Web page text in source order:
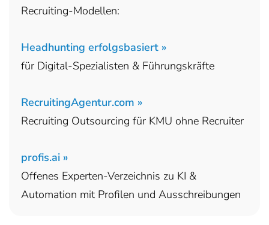
Recruiting-Modellen:
Headhunting erfolgsbasiert »
für Digital-Spezialisten & Führungskräfte
RecruitingAgentur.com »
Recruiting Outsourcing für KMU ohne Recruiter
profis.ai »
Offenes Experten-Verzeichnis zu KI &
Automation mit Profilen und Ausschreibungen